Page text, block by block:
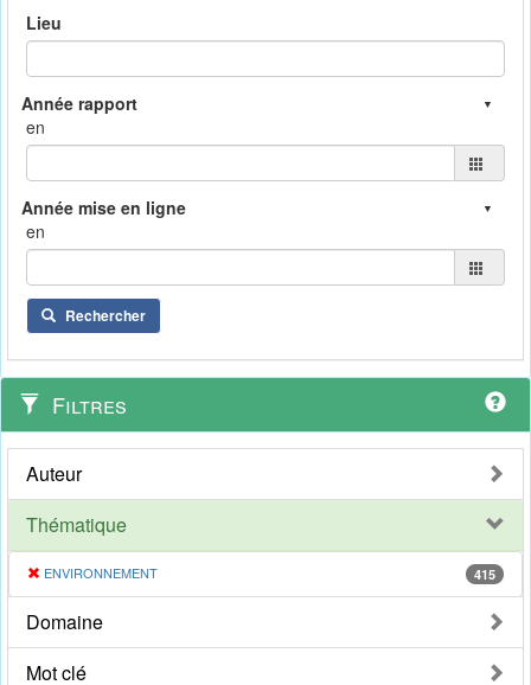
Lieu
en
en
Rechercher
Filtres
Auteur
Thématique
ENVIRONNEMENT 415
Domaine
Mot clé